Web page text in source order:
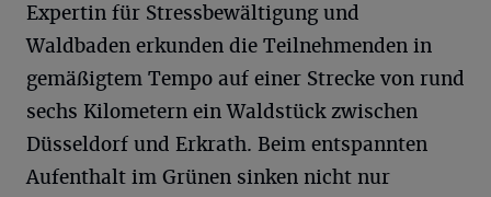
Expertin für Stressbewältigung und
Waldbaden erkunden die Teilnehmenden in
gemäßigtem Tempo auf einer Strecke von rund
sechs Kilometern ein Waldstück zwischen
Düsseldorf und Erkrath. Beim entspannten
Aufenthalt im Grünen sinken nicht nur